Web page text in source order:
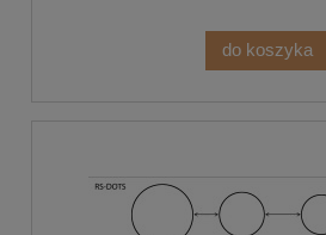
do koszyka